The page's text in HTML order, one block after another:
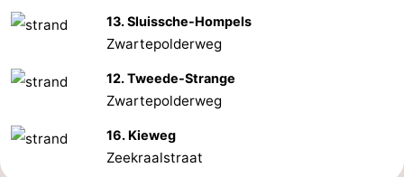
Contact 13. Sluissche-Hompels
Zwartepolderweg
12. Tweede-Strange
Zwartepolderweg
16. Kieweg
Zeekraalstraat